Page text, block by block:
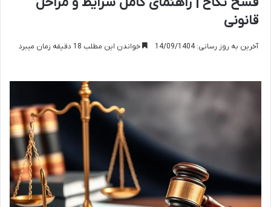
قانونی
آخرین به روز رسانی: 14/09/1404 خواندن این مطلب 18 دقیقه زمان میبرد